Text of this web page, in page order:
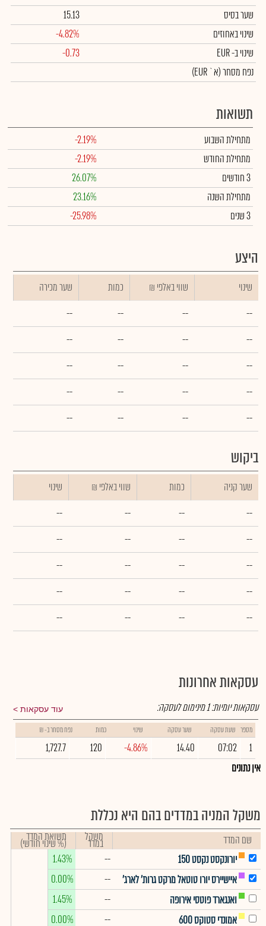
שער בסיס
15.13
שינוי באחוזים
-4.82%
שינויב- EUR
-0.73
נפח מסחר(א` EUR)
תשואות
מתחילת השבוע
-2.19%
מתחילת החודש
-2.19%
3 חודשים
26.07%
מתחילת השנה
23.16%
3 שנים
-25.98%
היצע
שינוי ₪ שווי באלפי כמות
שער מכירה
--
--
--
--
--
--
--
--
--
--
--
--
--
--
--
--
--
--
--
--
ביקוש
שער קניה כמות ₪ שווי באלפי
שינוי
--
--
--
--
--
--
--
--
--
--
--
--
--
--
--
--
--
--
--
--
עסקאות אחרונות
עוד עסקאות עסקאות יומיות:1מינימום לעסקה:
מספר שעת עסקה שער עסקה שינוי כמות נפח מסחר ב- ₪
1
07:02
14.40
-4.86%
120
1,727.7
אין נתונים
משקל המניה במדדים בהם היא נכללת
שם המדד משקל
במדד תשואת המדד
(% שינוי חודשי)
יורונקסט נקסט 150
--
1.43%
איישיירס יורו טוטאל מרקט גרות' לארג'
--
0.00%
ואנגארד פוטסי אירופה
--
1.45%
אמונדי סטוקס 600
--
0.00%